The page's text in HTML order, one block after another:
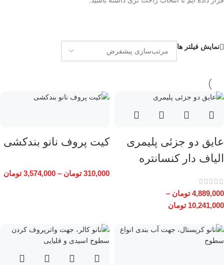
نمایش فیلتر ها
عایق دو جزئی پلیمری
الیاف دار کنسانتره
4,889,000 تومان –
10,241,000 تومان
کیت پروف نانو بندکشی
310,000 تومان –
3,574,000 تومان